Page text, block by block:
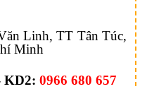
Linh, TT Tân Túc,
Minh
KD2: 0966 680 657